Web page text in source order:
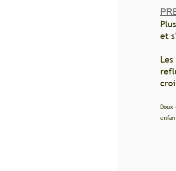
PRESENTATION DU PRODUIT
Plus qu'un article de
et s’accorde avec harmonie à
Les bandanas Funky Giraffe
reflux, poussées dentaires,
Doux et hypoallergéniques, les produits sont
enfant garde son bandana toute la journée